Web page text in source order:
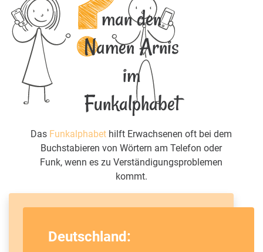
man den
Namen Arnis
im
Funkalphabet
Das Funkalphabet hilft Erwachsenen oft bei dem
Buchstabieren von Wörtern am Telefon oder
Funk, wenn es zu Verständigungsproblemen
kommt.
Deutschland: